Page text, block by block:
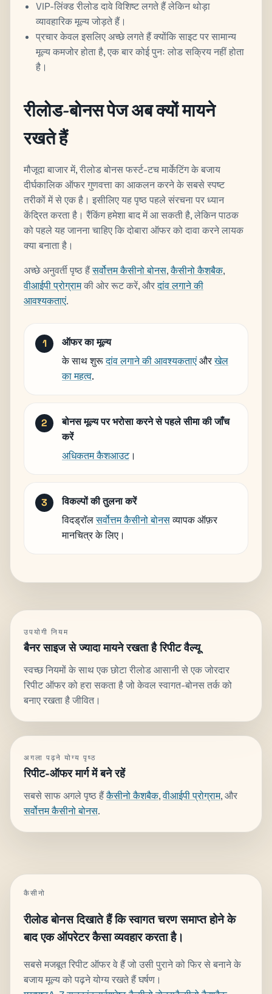
VIP-लिंक्ड रीलोड दावे विशिष्ट लगते हैं लेकिन थोड़ा
व्यावहारिक मूल्य जोड़ते हैं।
प्रचार केवल इसलिए अच्छे लगते हैं क्योंकि साइट पर सामान्य
मूल्य कमजोर होता है, एक बार कोई पुनः लोड सक्रिय नहीं होता
है।
रीलोड-बोनस पेज अब क्यों मायने
रखते हैं
मौजूदा बाजार में, रीलोड बोनस फर्स्ट-टच मार्केटिंग के बजाय
दीर्घकालिक ऑफर गुणवत्ता का आकलन करने के सबसे स्पष्ट
तरीकों में से एक है। इसीलिए यह पृष्ठ पहले संरचना पर ध्यान
केंद्रित करता है। रैंकिंग हमेशा बाद में आ सकती है, लेकिन पाठक
को पहले यह जानना चाहिए कि दोबारा ऑफर को दावा करने लायक
क्या बनाता है।
अच्छे अनुवर्ती पृष्ठ हैंसर्वोत्तम कैसीनो बोनस,कैसीनो कैशबैक,
वीआईपी प्रोग्रामकी ओर रूट करें, औरदांव लगाने की
आवश्यकताएं.
ऑफर का मूल्य
के साथ शुरूदांव लगाने की आवश्यकताएंऔरखेल
का महत्व.
बोनस मूल्य पर भरोसा करने से पहले सीमा की जाँच
करें
अधिकतम कैशआउट।
विकल्पों की तुलना करें
विदड्रॉलसर्वोत्तम कैसीनो बोनसव्यापक ऑफ़र
मानचित्र के लिए।
उपयोगी नियम
बैनर साइज से ज्यादा मायने रखता है रिपीट वैल्यू
स्वच्छ नियमों के साथ एक छोटा रीलोड आसानी से एक जोरदार
रिपीट ऑफर को हरा सकता है जो केवल स्वागत-बोनस तर्क को
बनाए रखता है जीवित।
अगला पढ़ने योग्य पृष्ठ
रिपीट-ऑफर मार्ग में बने रहें
सबसे साफ अगले पृष्ठ हैंकैसीनो कैशबैक,वीआईपी प्रोग्राम, और
सर्वोत्तम कैसीनो बोनस.
कैसीनो
रीलोड बोनस दिखाते हैं कि स्वागत चरण समाप्त होने के
बाद एक ऑपरेटर कैसा व्यवहार करता है।
सबसे मजबूत रिपीट ऑफर वे हैं जो उसी पुराने को फिर से बनाने के
बजाय मूल्य को पढ़ने योग्य रखते हैं घर्षण।